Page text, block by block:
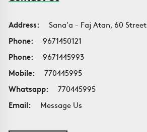
Address:
Sana'a - Faj Atan, 60 Street
Phone:
9671450121
Phone:
9671445993
Mobile:
770445995
Whatsapp:
770445995
Email:
Message Us